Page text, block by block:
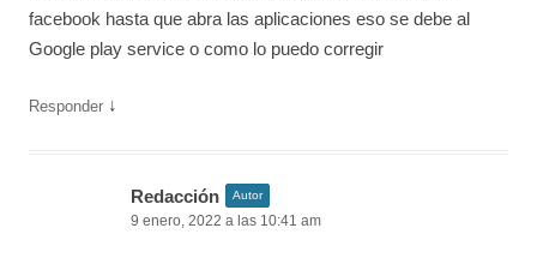
facebook hasta que abra las aplicaciones eso se debe al
Google play service o como lo puedo corregir
Responder ↓
Redacción Autor
9 enero, 2022 a las 10:41 am